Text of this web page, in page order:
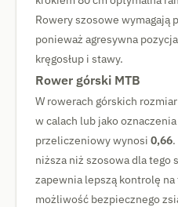
Rowery szosowe wymagają
ponieważ agresywna
kręgosłup i stawy.
Rower górski MTB
W rowerach górskich
w calach lub jako
przeliczeniowy wynosi 0,66
niższa niż szosowa dla tego
zapewnia lepszą kontrolę
możliwość bezpiecznego